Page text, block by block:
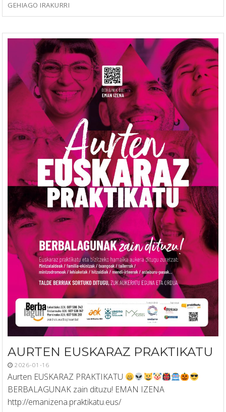
GEHIAGO IRAKURRI
AURTEN EUSKARAZ PRAKTIKATU
2026-01-16
Aurten EUSKARAZ PRAKTIKATU
BERBALAGUNAK zain dituzu! EMAN IZENA
http://emanizena.praktikatu.eus/